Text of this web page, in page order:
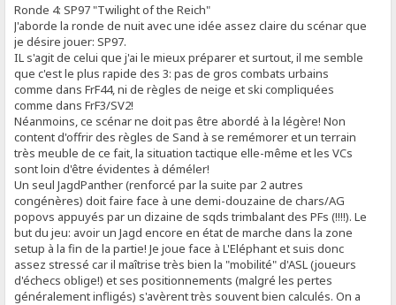
Ronde 4: SP97 "Twilight of the Reich"
J'aborde la ronde de nuit avec une idée assez claire du scénar que
je désire jouer: SP97.
IL s'agit de celui que j'ai le mieux préparer et surtout, il me semble
que c'est le plus rapide des 3: pas de gros combats urbains
comme dans FrF44, ni de règles de neige et ski compliquées
comme dans FrF3/SV2!
Néanmoins, ce scénar ne doit pas être abordé à la légère! Non
content d'offrir des règles de Sand à se remémorer et un terrain
très meuble de ce fait, la situation tactique elle-même et les VCs
sont loin d'être évidentes à déméler!
Un seul JagdPanther (renforcé par la suite par 2 autres
congénères) doit faire face à une demi-douzaine de chars/AG
popovs appuyés par un dizaine de sqds trimbalant des PFs (!!!!). Le
but du jeu: avoir un Jagd encore en état de marche dans la zone
setup à la fin de la partie! Je joue face à L'Eléphant et suis donc
assez stressé car il maîtrise très bien la "mobilité" d'ASL (joueurs
d'échecs oblige!) et ses positionnements (malgré les pertes
généralement infligés) s'avèrent très souvent bien calculés. On a